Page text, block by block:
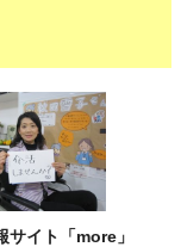
サイト「more」